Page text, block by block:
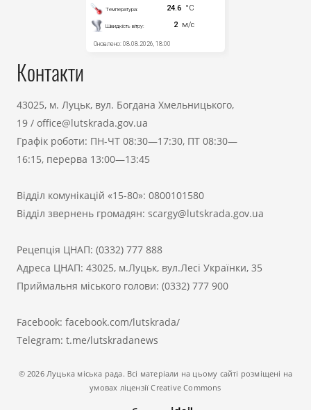
Контакти
43025, м. Луцьк, вул. Богдана Хмельницького,
19 / office@lutskrada.gov.ua
Графік роботи: ПН-ЧТ 08:30—17:30, ПТ 08:30—
16:15, перерва 13:00—13:45
Відділ комунікацій «15-80»: 0800101580
Відділ звернень громадян: scargy@lutskrada.gov.ua
Рецепція ЦНАП: (0332) 777 888
Адреса ЦНАП: 43025, м.Луцьк, вул.Лесі Українки, 35
Приймальня міського голови: (0332) 777 900
Facebook: facebook.com/lutskrada/
Telegram: t.me/lutskradanews
© 2026 Луцька міська рада. Всі матеріали на цьому сайті розміщені на
умовах ліцензії Creative Commons